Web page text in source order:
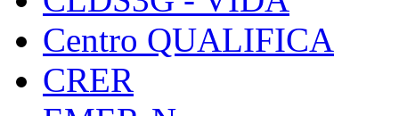
Centro QUALIFICA
CRER